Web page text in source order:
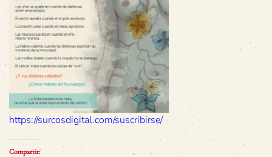
https://surcosdigital.com/suscribirse/
Compartir: